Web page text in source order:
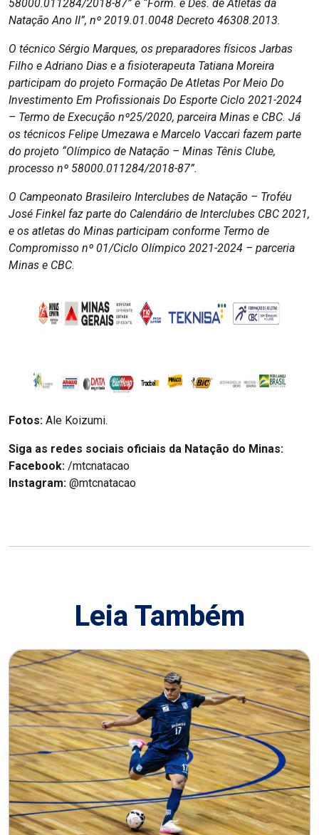
58000.011284/2018-87” e “Form. e Des. de Atletas da
Natação Ano II”, nº 2019.01.0048 Decreto 46308.2013.
O técnico Sérgio Marques, os preparadores físicos Jarbas
Filho e Adriano Dias e a fisioterapeuta Tatiana Moreira
participam do projeto Formação De Atletas Por Meio Do
Investimento Em Profissionais Do Esporte Ciclo 2021-2024
– Termo de Execução nº25/2020, parceira Minas e CBC. Já
os técnicos Felipe Umezawa e Marcelo Vaccari fazem parte
do projeto “Olímpico de Natação – Minas Tênis Clube,
processo nº 58000.011284/2018-87”.
O Campeonato Brasileiro Interclubes de Natação – Troféu
José Finkel faz parte do Calendário de Interclubes CBC 2021,
e os atletas do Minas participam conforme Termo de
Compromisso nº 01/Ciclo Olímpico 2021-2024 – parceria
Minas e CBC.
Fotos: Ale Koizumi.
Siga as redes sociais oficiais da Natação do Minas:
Facebook: /mtcnatacao
Instagram: @mtcnatacao
Leia Também